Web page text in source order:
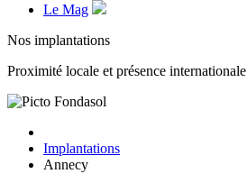
Le Mag
Nos implantations
Proximité locale et présence internationale
Implantations
Annecy